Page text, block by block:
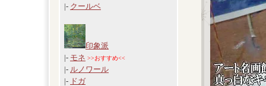
|- クールベ
印象派
|- モネ >>おすすめ<<
|- ルノワール
|- ドガ